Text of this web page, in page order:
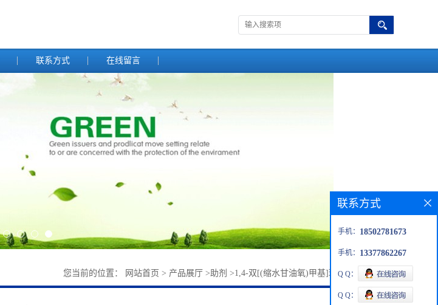
联系方式 在线留言
您当前的位置： 网站首页 > 产品展厅 >助剂 >1,4-双[(缩水甘油氧)甲基]环己烷14228-73-0
联系方式
手机： 18502781673
手机： 13377862267
Q Q：
Q Q：